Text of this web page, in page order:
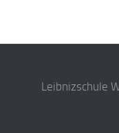
Leibnizschule